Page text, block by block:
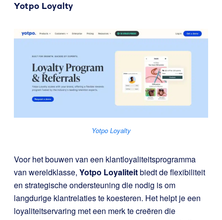
Yotpo Loyalty
Yotpo Loyalty
Voor het bouwen van een klantloyaliteitsprogramma
van wereldklasse, Yotpo Loyaliteitbiedt de flexibiliteit
en strategische ondersteuning die nodig is om
langdurige klantrelaties te koesteren. Het helpt je een
loyaliteitservaring met een merk te creëren die